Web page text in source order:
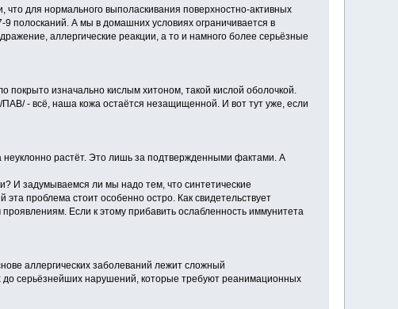
что для нормального выполаскивания поверхностно-активных
полосканий. А мы в домашних условиях ограничивается в
аллергические реакции, а то и намного более серьёзные
покрыто изначально кислым хитоном, такой кислой оболочкой.
- всё, наша кожа остаётся незащищенной. И вот тут уже, если
неуклонно растёт. Это лишь за подтвержденными фактами. А
И задумываемся ли мы надо тем, что синтетические
проблема стоит особенно остро. Как свидетельствует
Если к этому прибавить ослабленность иммунитета
аллергических заболеваний лежит сложный
до серьёзнейших нарушений, которые требуют реанимационных